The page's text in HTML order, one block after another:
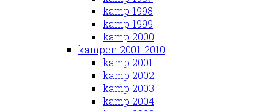
kamp 1998
kamp 1999
kamp 2000
kampen 2001-2010
kamp 2001
kamp 2002
kamp 2003
kamp 2004